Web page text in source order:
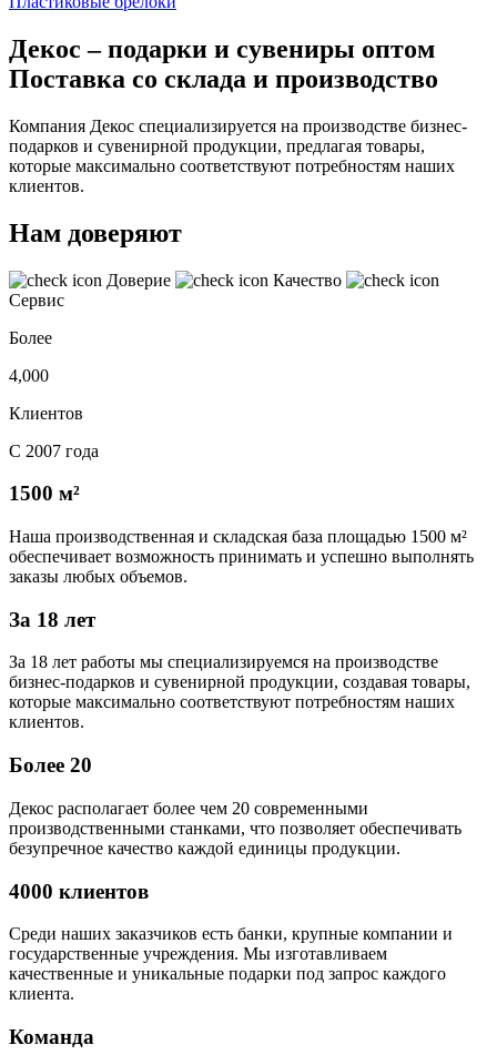
Декос – подарки и сувениры оптом
Поставка со склада и производство
Компания Декос специализируется на производстве бизнес-
подарков и сувенирной продукции, предлагая товары,
которые максимально соответствуют потребностям наших
клиентов.
Нам доверяют
Доверие
Качество
Сервис
Более
4,000
Клиентов
С 2007 года
1500 м²
Наша производственная и складская база площадью 1500 м²
обеспечивает возможность принимать и успешно выполнять
заказы любых объемов.
За 18 лет
За 18 лет работы мы специализируемся на производстве
бизнес-подарков и сувенирной продукции, создавая товары,
которые максимально соответствуют потребностям наших
клиентов.
Более 20
Декос располагает более чем 20 современными
производственными станками, что позволяет обеспечивать
безупречное качество каждой единицы продукции.
4000 клиентов
Среди наших заказчиков есть банки, крупные компании и
государственные учреждения. Мы изготавливаем
качественные и уникальные подарки под запрос каждого
клиента.
Команда